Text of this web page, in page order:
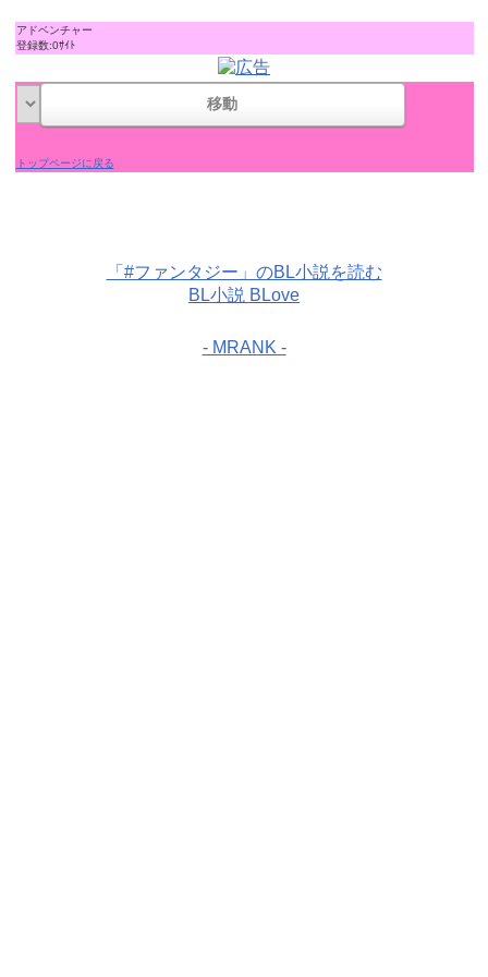
アドベンチャー
登録数:0ｻｲﾄ
トップページに戻る
「#ファンタジー」のBL小説を読む
BL小説 BLove
- MRANK -